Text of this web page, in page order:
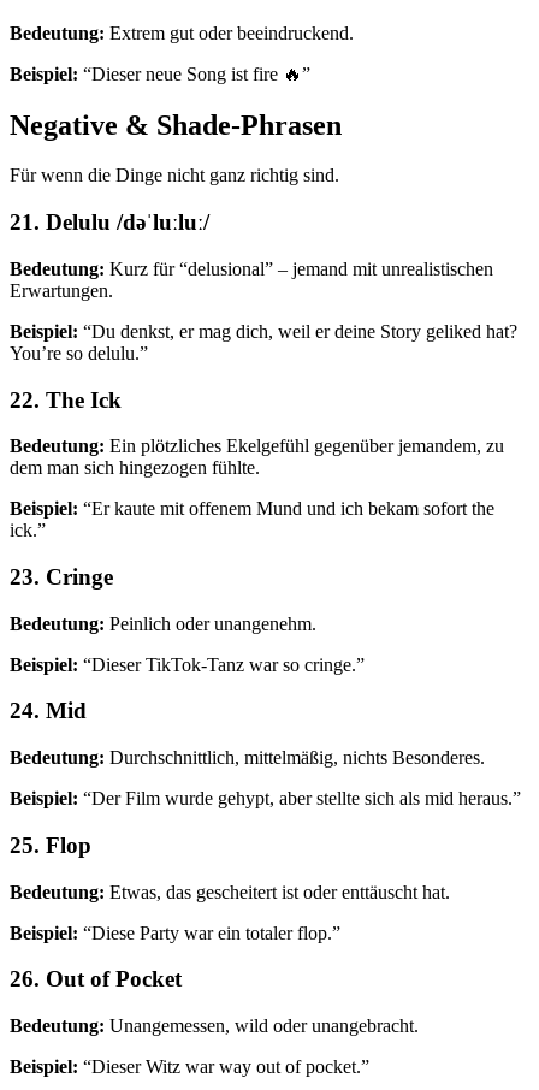
Bedeutung: Extrem gut oder beeindruckend.
Beispiel: “Dieser neue Song ist fire 🔥”
Negative & Shade-Phrasen
Für wenn die Dinge nicht ganz richtig sind.
21. Delulu /dəˈluːluː/
Bedeutung: Kurz für “delusional” – jemand mit unrealistischen
Erwartungen.
Beispiel: “Du denkst, er mag dich, weil er deine Story geliked hat?
You’re so delulu.”
22. The Ick
Bedeutung: Ein plötzliches Ekelgefühl gegenüber jemandem, zu
dem man sich hingezogen fühlte.
Beispiel: “Er kaute mit offenem Mund und ich bekam sofort the
ick.”
23. Cringe
Bedeutung: Peinlich oder unangenehm.
Beispiel: “Dieser TikTok-Tanz war so cringe.”
24. Mid
Bedeutung: Durchschnittlich, mittelmäßig, nichts Besonderes.
Beispiel: “Der Film wurde gehypt, aber stellte sich als mid heraus.”
25. Flop
Bedeutung: Etwas, das gescheitert ist oder enttäuscht hat.
Beispiel: “Diese Party war ein totaler flop.”
26. Out of Pocket
Bedeutung: Unangemessen, wild oder unangebracht.
Beispiel: “Dieser Witz war way out of pocket.”